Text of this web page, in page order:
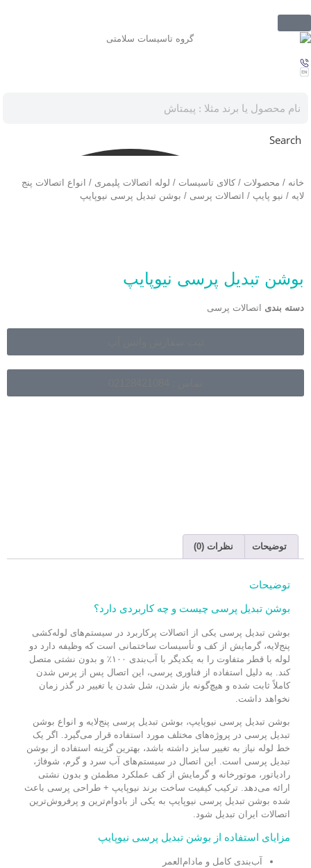
Search
خانه / محصولات / کالای تاسیسات / لوله اتصالات پلیمری / انواع اتصالات پنج
لایه / نیو پایپ / اتصالات پرسی / بوشن تبدیل پرسی نیوپایپ
بوشن تبدیل پرسی نیوپایپ
دسته بندی اتصالات پرسی
توضیحات نظرات (0)
توضیحات
بوشن تبدیل پرسی چیست و چه کاربردی دارد؟
بوشن تبدیل پرسی یکی از اتصالات پرکاربرد در سیستم‌های لوله‌کشی
پنج‌لایه، گرمایش از کف و تأسیسات ساختمانی است که وظیفه دارد دو
لوله با قطر متفاوت را به یکدیگر با آب‌بندی ۱۰۰٪ و بدون نشتی متصل
کند. به دلیل استفاده از فناوری پرسی، این اتصال پس از پرس شدن
کاملاً ثابت شده و هیچ‌گونه باز شدن، شل شدن یا تغییر در گذر زمان
نخواهد داشت.
بوشن تبدیل پرسی نیوپایپ، بوشن تبدیل پرسی پنج‌لایه و انواع بوشن
تبدیل پرسی در پروژه‌های مختلف مورد استفاده قرار می‌گیرد. اگر یک
خط لوله نیاز به تغییر سایز داشته باشد، بهترین گزینه استفاده از بوشن
تبدیل پرسی است. این اتصال در سیستم‌های آب سرد و گرم، شوفاژ،
رادیاتور، موتورخانه و گرمایش از کف عملکرد مطمئن و بدون نشتی
ارائه می‌دهد. ترکیب کیفیت ساخت برند نیوپایپ + طراحی پرسی باعث
شده بوشن تبدیل پرسی نیوپایپ به یکی از بادوام‌ترین و پرفروش‌ترین
اتصالات ایران تبدیل شود.
مزایای استفاده از بوشن تبدیل پرسی نیوپایپ
آب‌بندی کامل و مادام‌العمر